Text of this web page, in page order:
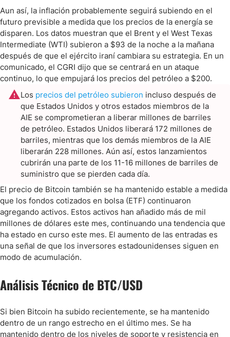
Aun así, la inflación probablemente seguirá subiendo en el
futuro previsible a medida que los precios de la energía se
disparen. Los datos muestran que el Brent y el West Texas
Intermediate (WTI) subieron a $93 de la noche a la mañana
después de que el ejército iraní cambiara su estrategia. En un
comunicado, el CGRI dijo que se centrará en un ataque
continuo, lo que empujará los precios del petróleo a $200.
Los precios del petróleo subieron incluso después de
que Estados Unidos y otros estados miembros de la
AIE se comprometieran a liberar millones de barriles
de petróleo. Estados Unidos liberará 172 millones de
barriles, mientras que los demás miembros de la AIE
liberarán 228 millones. Aún así, estos lanzamientos
cubrirán una parte de los 11-16 millones de barriles de
suministro que se pierden cada día.
El precio de Bitcoin también se ha mantenido estable a medida
que los fondos cotizados en bolsa (ETF) continuaron
agregando activos. Estos activos han añadido más de mil
millones de dólares este mes, continuando una tendencia que
ha estado en curso este mes. El aumento de las entradas es
una señal de que los inversores estadounidenses siguen en
modo de acumulación.
Análisis Técnico de BTC/USD
Si bien Bitcoin ha subido recientemente, se ha mantenido
dentro de un rango estrecho en el último mes. Se ha
mantenido dentro de los niveles de soporte y resistencia en